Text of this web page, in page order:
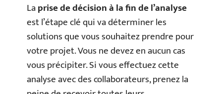
Laprise de décision à la fin de l’analyse
est l’étape clé qui va déterminer les
solutions que vous souhaitez prendre pour
votre projet. Vous ne devez en aucun cas
vous précipiter. Si vous effectuez cette
analyse avec des collaborateurs, prenez la